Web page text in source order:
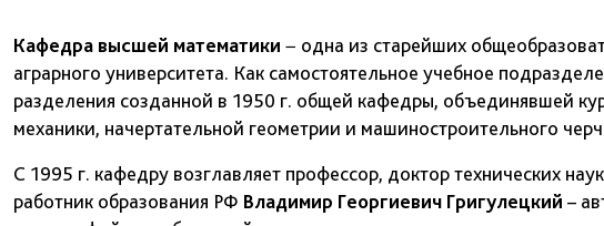
Кафедра высшей математики − одна из старейших
аграрного университета. Как самостоятельное учебное
разделения созданной в 1950 г. общей кафедры, объединявшей
механики, начертательной геометрии и машиностроительного
С 1995 г. кафедру возглавляет профессор, доктор технических
работник образования РФ Владимир Георгиевич Григулецкий –